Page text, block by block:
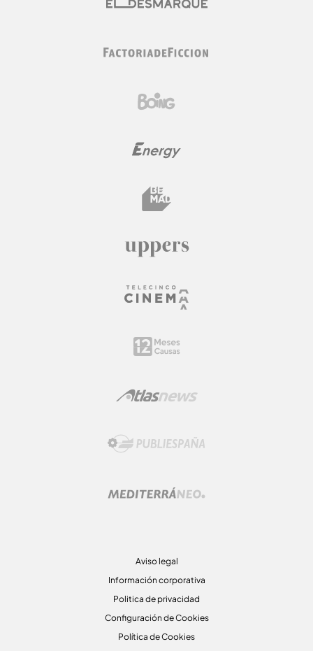
Aviso legal
Información corporativa
Politica de privacidad
Configuración de Cookies
Política de Cookies